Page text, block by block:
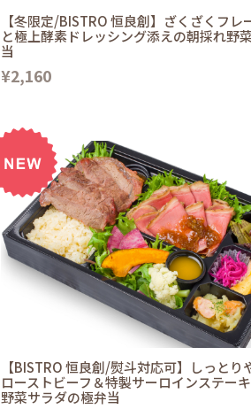
【冬限定/BISTRO 恒良創】ざくざくフレ
と極上酵素ドレッシング添えの朝採れ野
当
¥2,160
【BISTRO 恒良創/熨斗対応可】しっとり
ローストビーフ＆特製サーロインステー
野菜サラダの極弁当